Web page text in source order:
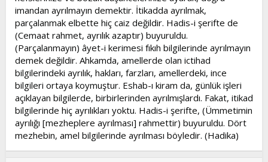
imandan ayrılmayın demektir. İtikadda ayrılmak,
parçalanmak elbette hiç caiz değildir. Hadis-i şerifte de
(Cemaat rahmet, ayrılık azaptır) buyuruldu.
(Parçalanmayın) âyet-i kerimesi fıkıh bilgilerinde ayrılmayın
demek değildir. Ahkamda, amellerde olan ictihad
bilgilerindeki ayrılık, hakları, farzları, amellerdeki, ince
bilgileri ortaya koymuştur. Eshab-ı kiram da, günlük işleri
açıklayan bilgilerde, birbirlerinden ayrılmışlardı. Fakat, itikad
bilgilerinde hiç ayrılıkları yoktu. Hadis-i şerifte, (Ümmetimin
ayrılığı [mezheplere ayrılması] rahmettir) buyuruldu. Dört
mezhebin, amel bilgilerinde ayrılması böyledir. (Hadika)